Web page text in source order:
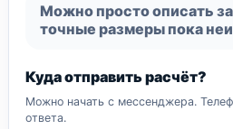
Можно просто описать
точные размеры пока
Куда отправить расчёт?
Можно начать с мессенджера.
ответа.